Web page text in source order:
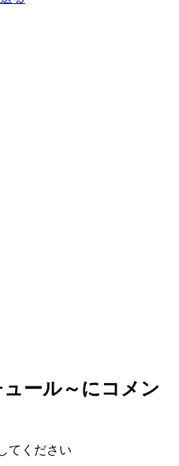
ール～ にコメン
てください